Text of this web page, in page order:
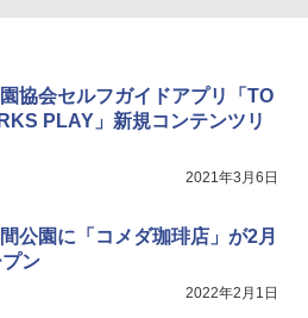
パーズコレクション 山善] 傘みたいに
ラックコーティング フルクローズ メ
4人用 簡単設置 ポップアップテント P
150B エクルベージュ
ターライト 強力 小型 緑色/赤色/青紫色
全ロック付き 高安全性 金属製耐久 コ
多機能設計 持ち運び便利 アウトド
ィス/教育現場/展示会用 緑
協会セルフガイドアプリ「TO
PLAY」新規コンテンツリ
2021年3月6日
公園に「コメダ珈琲店」が2月
ン
2022年2月1日